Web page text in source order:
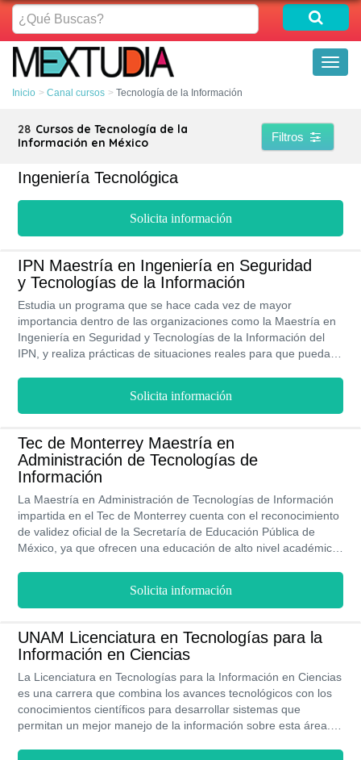
¿Qué
Buscas?
Inicio Canal cursos Tecnología de la Información
28 Cursos de Tecnología de la
Información en México
Filtros
Ingeniería Tecnológica
Solicita información
IPN Maestría en Ingeniería en Seguridad
y Tecnologías de la Información
Estudia un programa que se hace cada vez de mayor
importancia dentro de las organizaciones como la Maestría en
Ingeniería en Seguridad y Tecnologías de la Información del
IPN, y realiza prácticas de situaciones reales para que puedas
de empleo. Estudia en modalidad presencial en horarios
flexibles durante dos años en instalaciones modernas y con
profesores de la más alta reconocida excelencia académica.
Solicita información
Tec de Monterrey Maestría en
Administración de Tecnologías de
Información
La Maestría en Administración de Tecnologías de Información
impartida en el Tec de Monterrey cuenta con el reconocimiento
de validez oficial de la Secretaría de Educación Pública de
México, ya que ofrecen una educación de alto nivel académico
además sus precios se adaptan a las necesidades de los
estudiantes.
Solicita información
UNAM Licenciatura en Tecnologías para la
Información en Ciencias
La Licenciatura en Tecnologías para la Información en Ciencias
es una carrera que combina los avances tecnológicos con los
conocimientos científicos para desarrollar sistemas que
permitan un mejor manejo de la información sobre esta área.